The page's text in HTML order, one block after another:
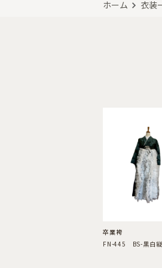
ホーム 衣装
卒業袴
FN-445 BS-黒白